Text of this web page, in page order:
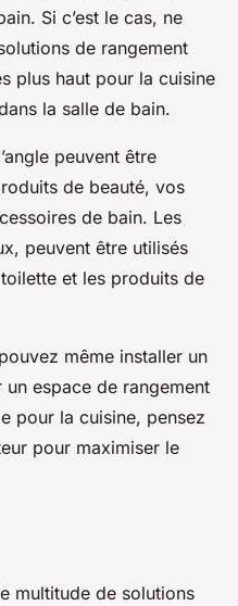
Si c’est le cas, ne
de rangement
plus haut pour la cuisine
la salle de bain.
peuvent être
de beauté, vos
de bain. Les
peuvent être utilisés
et les produits de
même installer un
un espace de rangement
pour la cuisine, pensez
pour maximiser le
multitude de solutions